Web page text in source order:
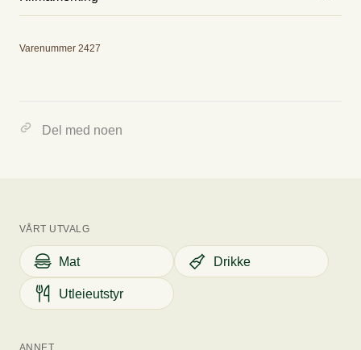
Varenummer 2427
Del med noen
VÅRT UTVALG
Mat Drikke
Utleieutstyr